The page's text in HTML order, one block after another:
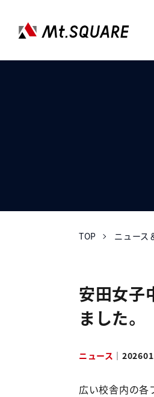
TOP ニュース
安田女子
ました。
ニュース ｜
広い校舎内の各
JOREN
ABOUT US
会社情報
採用情報
NEWS &
お問い合わせ